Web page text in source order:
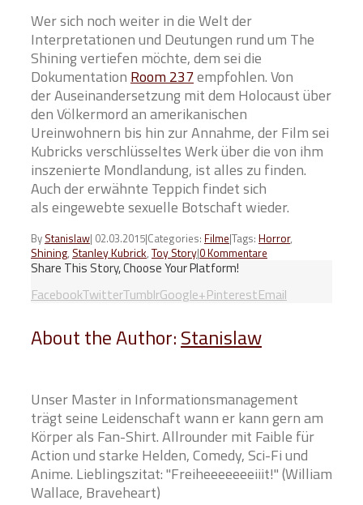
Wer sich noch weiter in die Welt der
Interpretationen und Deutungen rund um The
Shining vertiefen möchte, dem sei die
Dokumentation Room 237empfohlen. Von
der Auseinandersetzung mit dem Holocaust über
den Völkermord an amerikanischen
Ureinwohnern bis hin zur Annahme, der Film sei
Kubricks verschlüsseltes Werk über die von ihm
inszenierte Mondlandung, ist alles zu finden.
Auch der erwähnte Teppich findet sich
als eingewebte sexuelle Botschaft wieder.
By Stanislaw| 02.03.2015|Categories: Filme|Tags:Horror,
Shining, Stanley Kubrick,Toy Story|0 Kommentare
Share This Story, Choose Your Platform!
FacebookTwitterTumblrGoogle+PinterestEmail
About the Author:Stanislaw
Unser Master in Informationsmanagement
trägt seine Leidenschaft wann er kann gern am
Körper als Fan-Shirt. Allrounder mit Faible für
Action und starke Helden, Comedy, Sci-Fi und
Anime. Lieblingszitat: "Freiheeeeeeeiiit!" (William
Wallace, Braveheart)